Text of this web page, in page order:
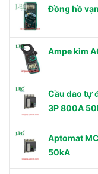
Đồng hồ
Ampe kìm
Cầu dao tự
3P 800A
Aptomat
50kA